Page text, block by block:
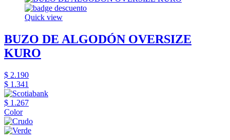
Quick view
BUZO DE ALGODÓN OVERSIZE
KURO
$ 2.190
$ 1.341
$ 1.267
Color